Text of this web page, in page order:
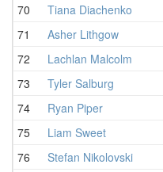
70
Tiana Diachenko
71
Asher Lithgow
72
Lachlan Malcolm
73
Tyler Salburg
74
Ryan Piper
75
Liam Sweet
76
Stefan Nikolovski